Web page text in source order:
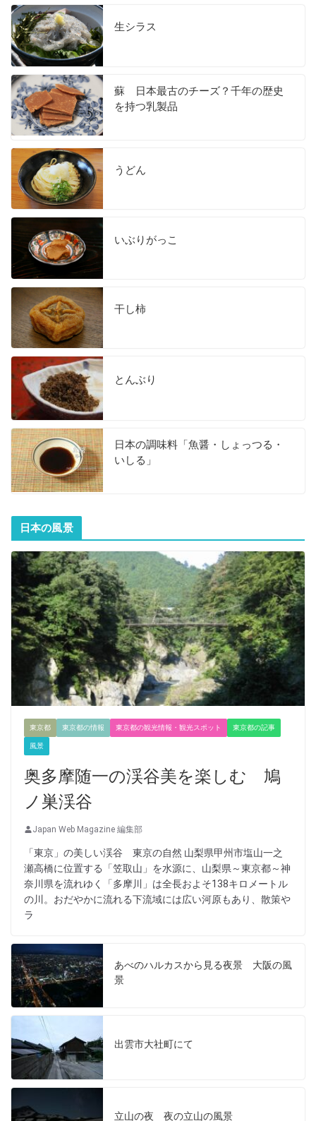
生シラス
蘇 日本最古のチーズ？千年の歴史
を持つ乳製品
うどん
いぶりがっこ
干し柿
とんぶり
日本の調味料「魚醤・しょっつる・
いしる」
日本の風景
東京都 東京都の情報 東京都の観光情報・観光スポット 東京都の記事
風景
奥多摩随一の渓谷美を楽しむ 鳩
ノ巣渓谷
Japan Web Magazine 編集部
「東京」の美しい渓谷 東京の自然 山梨県甲州市塩山一之
瀬高橋に位置する「笠取山」を水源に、山梨県～東京都～神
奈川県を流れゆく「多摩川」は全長およそ138キロメートル
の川。おだやかに流れる下流域には広い河原もあり、散策や
ラ
あべのハルカスから見る夜景 大阪の風
景
出雲市大社町にて
立山の夜 夜の立山の風景